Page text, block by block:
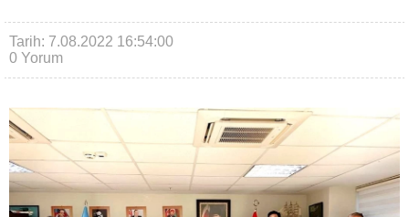
Tarih: 7.08.2022 16:54:00
0 Yorum